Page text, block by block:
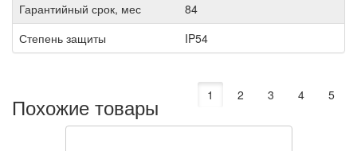
Гарантийный срок, мес
84
Степень защиты
IP54
Похожие товары 1 2 3 4 5